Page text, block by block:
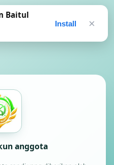
anggota
Baitul
Install ×